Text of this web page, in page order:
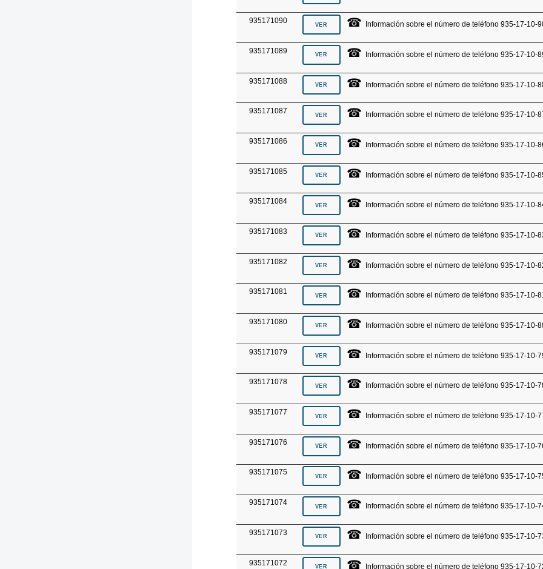
935171090 ☎ Información sobre el número de teléfono 935-17-10-
935171089 ☎ Información sobre el número de teléfono 935-17-10-
935171088 ☎ Información sobre el número de teléfono 935-17-10-
935171087 ☎ Información sobre el número de teléfono 935-17-10-
935171086 ☎ Información sobre el número de teléfono 935-17-10-
935171085 ☎ Información sobre el número de teléfono 935-17-10-
935171084 ☎ Información sobre el número de teléfono 935-17-10-
935171083 ☎ Información sobre el número de teléfono 935-17-10-
935171082 ☎ Información sobre el número de teléfono 935-17-10-
935171081 ☎ Información sobre el número de teléfono 935-17-10-81
935171080 ☎ Información sobre el número de teléfono 935-17-10-
935171079 ☎ Información sobre el número de teléfono 935-17-10-
935171078 ☎ Información sobre el número de teléfono 935-17-10-
935171077 ☎ Información sobre el número de teléfono 935-17-10-
935171076 ☎ Información sobre el número de teléfono 935-17-10-
935171075 ☎ Información sobre el número de teléfono 935-17-10-
935171074 ☎ Información sobre el número de teléfono 935-17-10-
935171073 ☎ Información sobre el número de teléfono 935-17-10-
935171072 ☎ Información sobre el número de teléfono 935-17-10-